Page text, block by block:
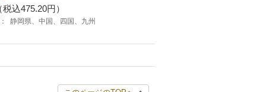
込475.20円）
静岡県、中国、四国、九州